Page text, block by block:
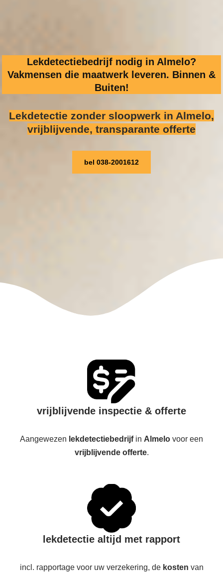
Lekdetectiebedrijf nodig in Almelo?
Vakmensen die maatwerk leveren. Binnen &
Buiten!
Lekdetectie zonder sloopwerk in Almelo,
vrijblijvende, transparante offerte
bel 038-2001612
vrijblijvende inspectie & offerte
Aangewezen lekdetectiebedrijfin Almelo voor een
vrijblijvende offerte.
lekdetectie altijd met rapport
incl. rapportage voor uw verzekering, de kosten van